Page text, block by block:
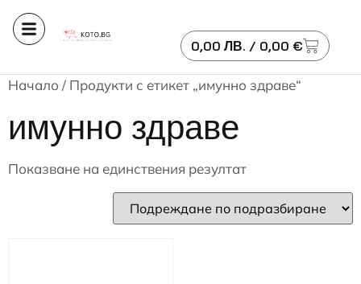
0,00 ЛВ. / 0,00 €
Начало / Продукти с етикет „имунно здраве“
имунно здраве
Показване на единствения резултат